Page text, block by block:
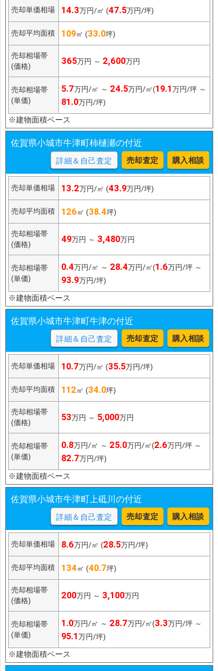
売却単価相場 14.3万円/㎡ (47.5万円/坪)
売却平均面積 109㎡ (33.0坪)
売却相場帯
(価格)
365万円 ～ 2,600万円
売却相場帯
(単価)
5.7万円/㎡ ～ 24.5万円/㎡(19.1万円/坪 ～
81.0万円/坪)
※建物面積ベース
佐賀県小城市牛津町柿樋瀬の付近
詳細＆自己査定 売却査定 購入相談
売却単価相場 13.2万円/㎡ (43.9万円/坪)
売却平均面積 126㎡ (38.4坪)
売却相場帯
(価格)
49万円 ～ 3,480万円
売却相場帯
(単価)
0.4万円/㎡ ～ 28.4万円/㎡(1.6万円/坪 ～
93.9万円/坪)
※建物面積ベース
佐賀県小城市牛津町牛津の付近
詳細＆自己査定 売却査定 購入相談
売却単価相場 10.7万円/㎡ (35.5万円/坪)
売却平均面積 112㎡ (34.0坪)
売却相場帯
(価格)
53万円 ～ 5,000万円
売却相場帯
(単価)
0.8万円/㎡ ～ 25.0万円/㎡(2.6万円/坪 ～
82.7万円/坪)
※建物面積ベース
佐賀県小城市牛津町上砥川の付近
詳細＆自己査定 売却査定 購入相談
売却単価相場 8.6万円/㎡ (28.5万円/坪)
売却平均面積 134㎡ (40.7坪)
売却相場帯
(価格)
200万円 ～ 3,100万円
売却相場帯
(単価)
1.0万円/㎡ ～ 28.7万円/㎡(3.3万円/坪 ～
95.1万円/坪)
※建物面積ベース